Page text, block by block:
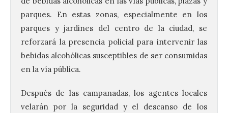
parques. En estas zonas, especialmente en los
parques y jardines del centro de la ciudad, se
reforzará la presencia policial para intervenir las
bebidas alcohólicas susceptibles de ser consumidas
en la vía pública.
Después de las campanadas, los agentes locales
velarán por la seguridad y el descanso de los